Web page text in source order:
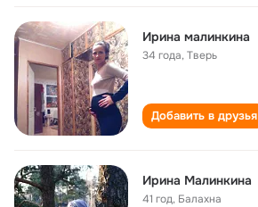
Ирина малинкина
34 года,Тверь
Добавить в друзья
Ирина Малинкина
41 год, Балахна